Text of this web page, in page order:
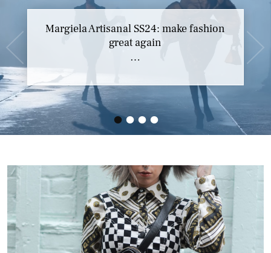
••••
Margiela Artisanal SS24: make fashion
great again
…